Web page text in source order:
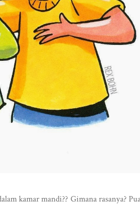
kamar mandi?? Gimana rasanya?